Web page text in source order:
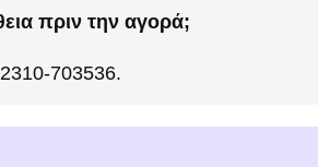
πριν την αγορά;
703536.